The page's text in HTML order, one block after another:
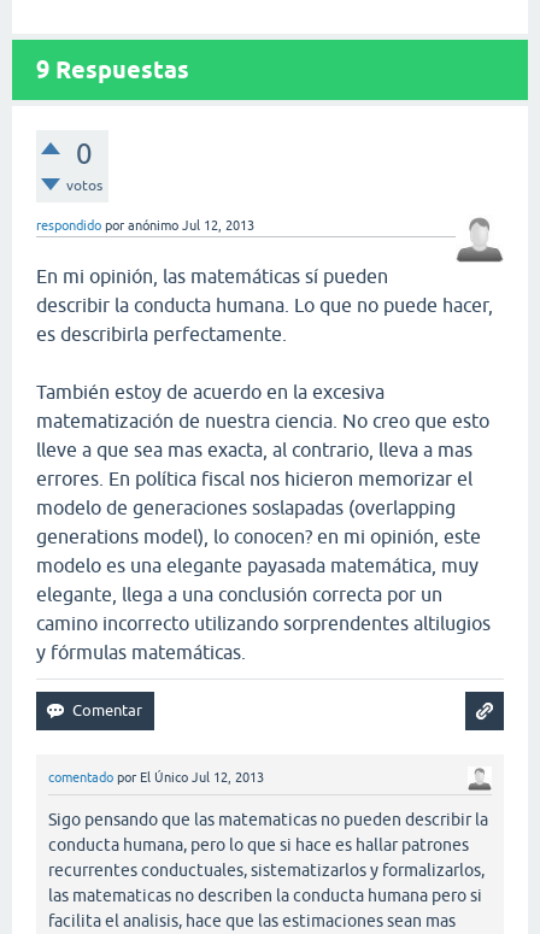
9 Respuestas
0
votos
respondido por anónimo Jul 12, 2013
En mi opinión, las matemáticas sí pueden
describir la conducta humana. Lo que no puede hacer,
es describirla perfectamente.
También estoy de acuerdo en la excesiva
matematización de nuestra ciencia. No creo que esto
lleve a que sea mas exacta, al contrario, lleva a mas
errores. En política fiscal nos hicieron memorizar el
modelo de generaciones soslapadas (overlapping
generations model), lo conocen? en mi opinión, este
modelo es una elegante payasada matemática, muy
elegante, llega a una conclusión correcta por un
camino incorrecto utilizando sorprendentes altilugios
y fórmulas matemáticas.
comentado por El Único Jul 12, 2013
Sigo pensando que las matematicas no pueden describir la
conducta humana, pero lo que si hace es hallar patrones
recurrentes conductuales, sistematizarlos y formalizarlos,
las matematicas no describen la conducta humana pero si
facilita el analisis, hace que las estimaciones sean mas